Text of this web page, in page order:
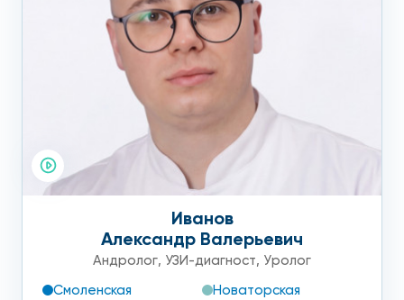
Иванов
Александр Валерьевич
Андролог, УЗИ-диагност, Уролог
Смоленская
Новаторская